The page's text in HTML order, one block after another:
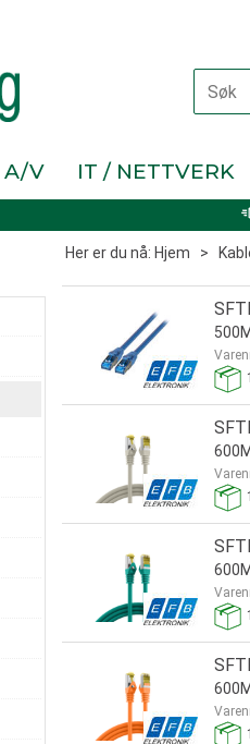
A/V IT / NETTVERK
Her er du nå: Hjem >